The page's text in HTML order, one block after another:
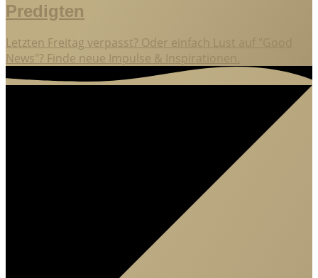
Predigten
Letzten Freitag verpasst? Oder einfach Lust auf "Good
News"? Finde neue Impulse & Inspirationen.